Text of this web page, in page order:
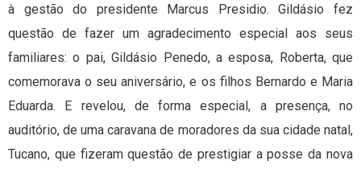
à gestão do presidente Marcus Presidio. Gildásio fez
questão de fazer um agradecimento especial aos seus
familiares: o pai, Gildásio Penedo, a esposa, Roberta, que
comemorava o seu aniversário, e os filhos Bernardo e Maria
Eduarda. E revelou, de forma especial, a presença, no
auditório, de uma caravana de moradores da sua cidade natal,
Tucano, que fizeram questão de prestigiar a posse da nova